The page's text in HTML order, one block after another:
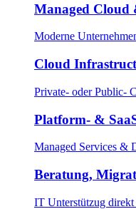
Managed Cloud
Moderne
Cloud
Private- oder Public-
Platform- &
Managed Services &
Beratung,
IT Unterstützug